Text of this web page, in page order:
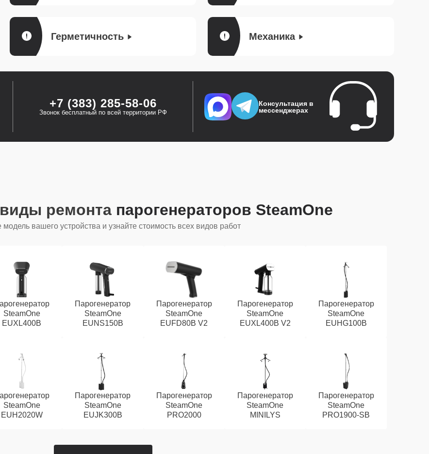
Герметичность Механика
+7 (383) 285-58-06
Звонок бесплатный по всей территории РФ
Консультация в
мессенджерах
ремонта парогенераторов SteamOne
вашего устройства и узнайте стоимость всех видов работ
SteamOne
EUXL400B
Парогенератор
SteamOne
EUNS150B
Парогенератор
SteamOne
EUFD80B V2
Парогенератор
SteamOne
EUXL400B V2
Парогенератор
SteamOne
EUHG100B
SteamOne
EUH2020W
Парогенератор
SteamOne
EUJK300B
Парогенератор
SteamOne
PRO2000
Парогенератор
SteamOne
MINILYS
Парогенератор
SteamOne
PRO1900-SB